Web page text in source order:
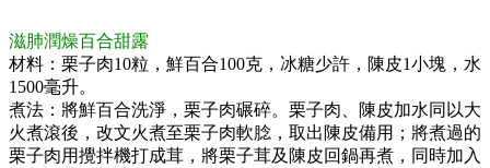
滋肺潤燥百合甜露
材料：栗子肉10粒，鮮百合100克，冰糖少許，陳皮1小塊，水
1500毫升。
煮法：將鮮百合洗淨，栗子肉碾碎。栗子肉、陳皮加水同以大
火煮滾後，改文火煮至栗子肉軟腍，取出陳皮備用；將煮過的
栗子肉用攪拌機打成茸，將栗子茸及陳皮回鍋再煮，同時加入